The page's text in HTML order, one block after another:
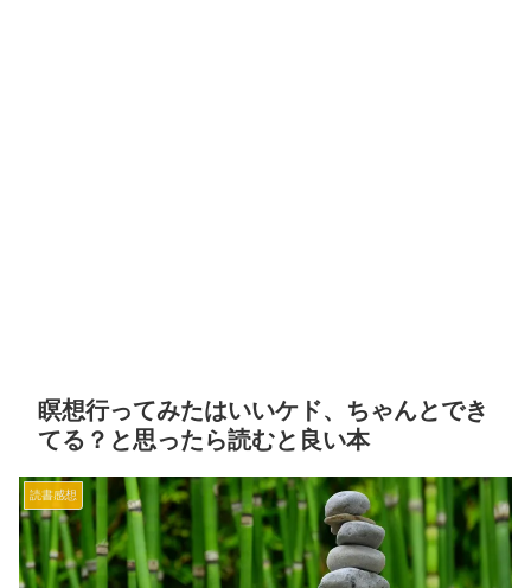
瞑想行ってみたはいいケド、ちゃんとでき
てる？と思ったら読むと良い本
読書感想